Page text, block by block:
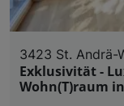
3423 St. Andrä-
Exklusivität -
Wohn(T)raum